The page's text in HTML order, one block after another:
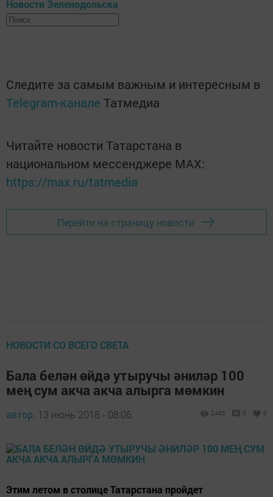
Новости Зеленодольска
Следите за самым важным и интересным в
Telegram-канале Татмедиа
Читайте новости Татарстана в
национальном мессенджере MАХ:
https://max.ru/tatmedia
Перейти на страницу новости
НОВОСТИ СО ВСЕГО СВЕТА
Бала белән өйдә утыручы әниләр 100
мең сум акча акча алырга мөмкин
автор, 13 июнь 2018 - 08:06 2465 0 0
Этим летом в столице Татарстана пройдет